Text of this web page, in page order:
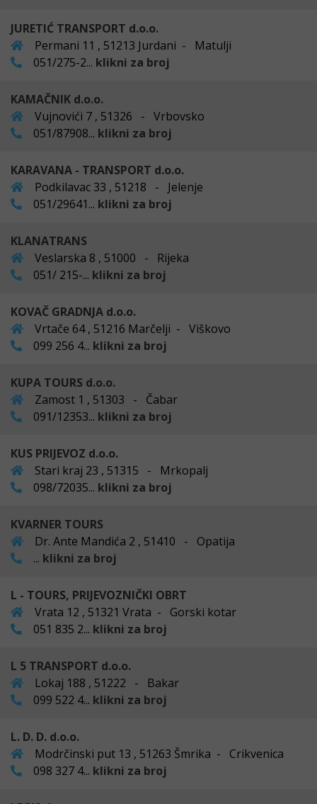
JURETIĆ TRANSPORT d.o.o.
Permani 11 , 51213 Jurdani - Matulji
051/275-2... klikni za broj
KAMAČNIK d.o.o.
Vujnovići 7 , 51326 - Vrbovsko
051/87908... klikni za broj
KARAVANA - TRANSPORT d.o.o.
Podkilavac 33 , 51218 - Jelenje
051/29641... klikni za broj
KLANATRANS
Veslarska 8 , 51000 - Rijeka
051/ 215-... klikni za broj
KOVAČ GRADNJA d.o.o.
Vrtače 64 , 51216 Marčelji - Viškovo
099 256 4... klikni za broj
KUPA TOURS d.o.o.
Zamost 1 , 51303 - Čabar
091/12353... klikni za broj
KUS PRIJEVOZ d.o.o.
Stari kraj 23 , 51315 - Mrkopalj
098/72035... klikni za broj
KVARNER TOURS
Dr. Ante Mandića 2 , 51410 - Opatija
... klikni za broj
L - TOURS, PRIJEVOZNIČKI OBRT
Vrata 12 , 51321 Vrata - Gorski kotar
051 835 2... klikni za broj
L 5 TRANSPORT d.o.o.
Lokaj 188 , 51222 - Bakar
099 522 4... klikni za broj
L. D. D. d.o.o.
Modrčinski put 13 , 51263 Šmrika - Crikvenica
098 327 4... klikni za broj